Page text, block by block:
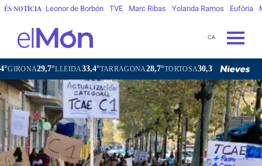
ÉS NOTÍCIA Leonor de Borbón TVE Marc Ribas Yolanda Ramos Eufòria
CA
29,7°LLEIDA33,4°TARRAGONA28,7°TORTOSA30,3°MATARÓ 28,6°VIC